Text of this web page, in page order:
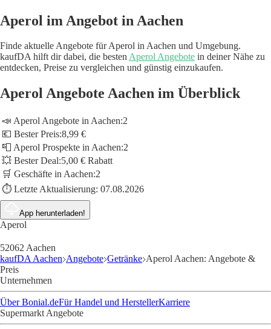
Aperol im Angebot in Aachen
Finde aktuelle Angebote für Aperol in Aachen und Umgebung.
kaufDA hilft dir dabei, die bestenAperol Angebote in deiner Nähe zu
entdecken, Preise zu vergleichen und günstig einzukaufen.
Aperol Angebote Aachen im Überblick
📣 Aperol Angebote in Aachen:2
💶 Bester Preis:8,99 €
📮 Aperol Prospekte in Aachen:2
💥 Bester Deal:5,00 € Rabatt
🛒 Geschäfte in Aachen:2
⏱️ Letzte Aktualisierung: 07.08.2026
App herunterladen!
Aperol
52062 Aachen
kaufDA Aachen Angebote Getränke Aperol Aachen: Angebote &
Preis
Unternehmen
Über Bonial.deFür Handel und HerstellerKarriere
Supermarkt Angebote